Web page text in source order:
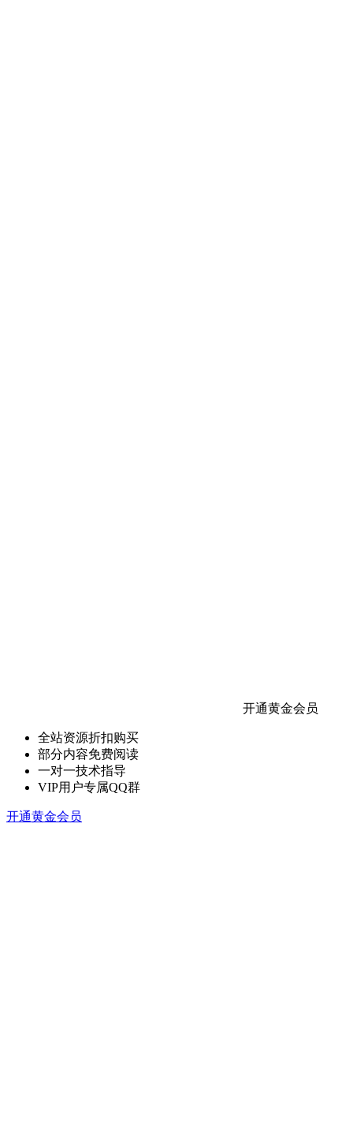
开通黄金会员
全站资源折扣购买
部分内容免费阅读
一对一技术指导
VIP用户专属QQ群
开通黄金会员